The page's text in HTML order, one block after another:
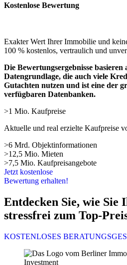
Kostenlose Bewertung
Exakter Wert Ihrer Immobilie und
100 % kostenlos, vertraulich und
Die Bewertungsergebnisse basieren
Datengrundlage, die auch viele
Gutachten nutzen und ist eine der
verfügbaren Datenbanken.
>1 Mio. Kaufpreise
Aktuelle und real erzielte Kaufpreise
>6 Mrd. Objektinformationen
>12,5 Mio. Mieten
>7,5 Mio. Kaufpreisangebote
Jetzt kostenlose
Bewertung erhalten!
Entdecken Sie, wie Sie
stressfrei zum Top-
KOSTENLOSES